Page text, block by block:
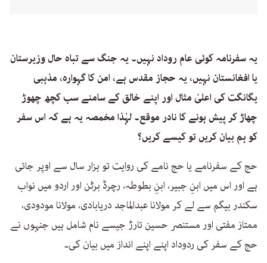
یہ سفرنامہ کوئی عام روداد نہیں۔ یہ جنگ سے تباہ حال وزیرستان
یا افغانستان نہیں، یہ حجاز مقدس ہے، امن کا گہوارہ، مذہبی
یگانگت کی اعلیٰ مثال اور اپنے خالق کے سامنے سب کچھ چھوڑ
چھاڑ کر پیش ہونے کا نادر موقع۔ لہٰذا مخمصہ یہ ہے کہ اس سفر
کو ہم بیان کریں تو کیسے کریں؟
حج کے سفرنامے یا حج نامے کی روایت تو ہزار سال سے اوپر جاتی
ہے اور اس میں ابنِ جبیر، ابنِ بطوطہ، رچرڈ برٹن اور اردو میں نواب
سکندر بیگم سے لے کر مولانا عبدالماجد دریابادی، مولانا مودودی،
ممتاز مفتی اور مستنصر حسین تارڑ جیسے نام شامل ہیں جنہوں نے
حج کے سفر کی ردوداد اپنے اپنے انداز میں بیان کی۔